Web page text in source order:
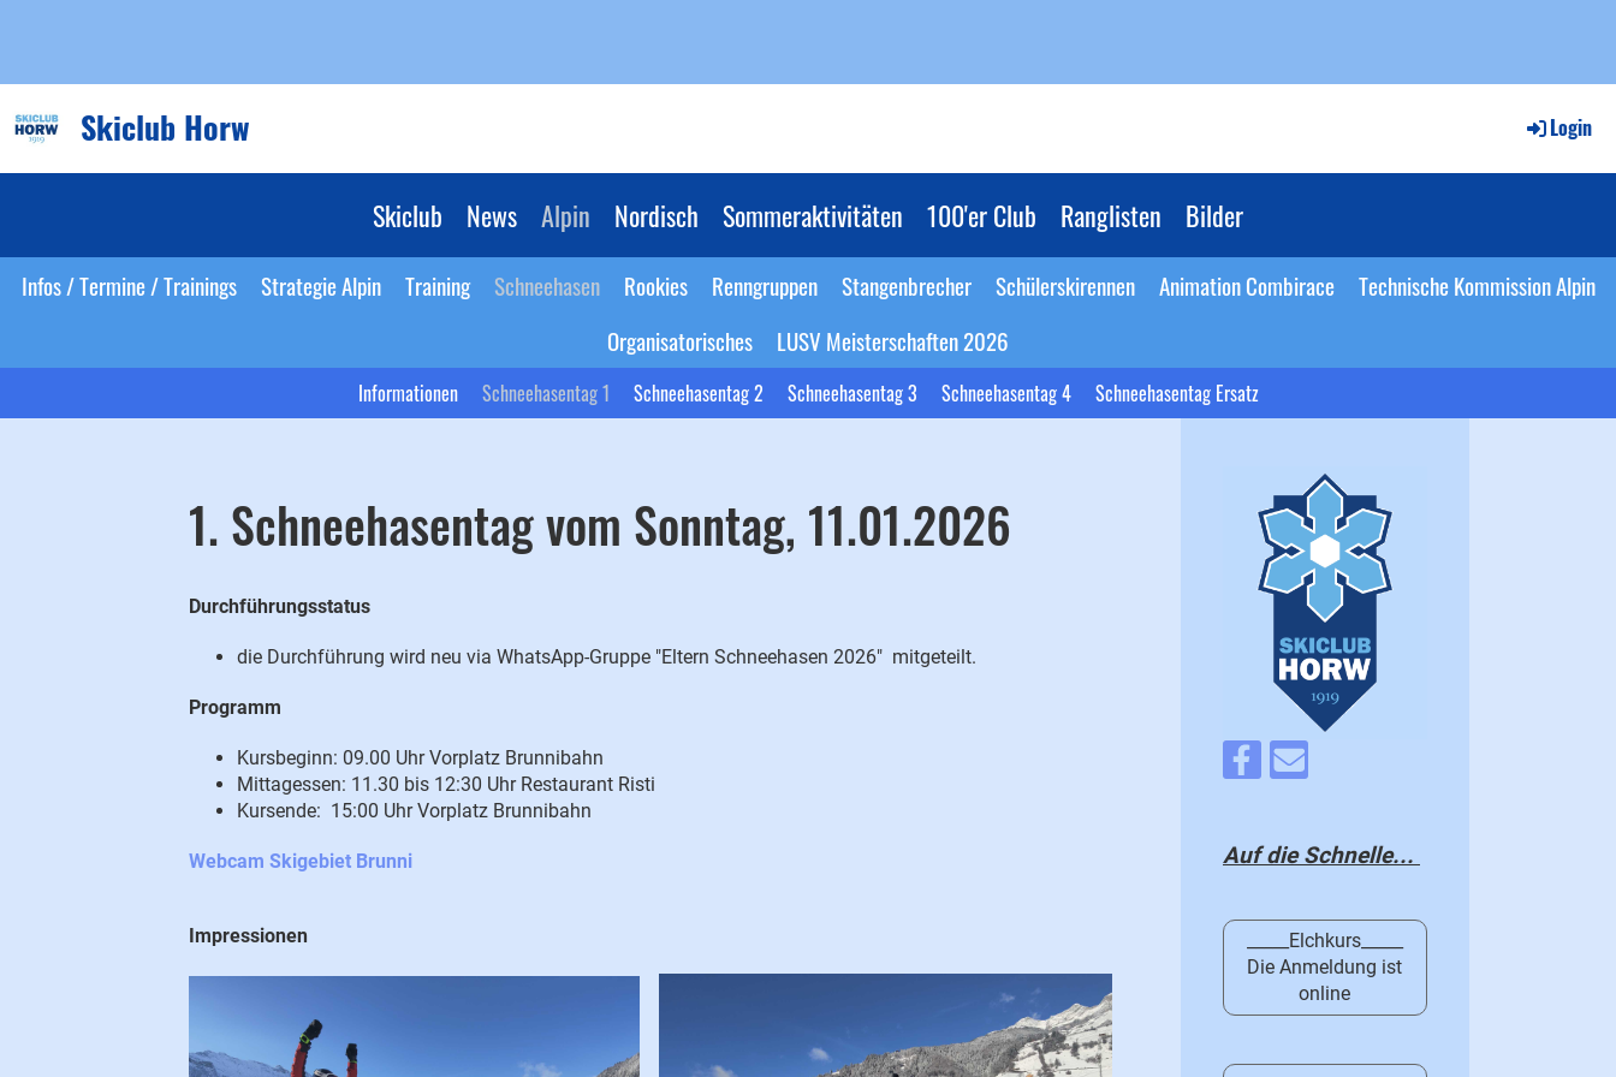
Skiclub Horw Login
Skiclub News Alpin Nordisch Sommeraktivitäten 100'er Club Ranglisten Bilder
Infos / Termine / Trainings Strategie Alpin Training Schneehasen Rookies Renngruppen Stangenbrecher Schülerskirennen Animation Combirace
Technische Kommission Alpin
Organisatorisches
LUSV Meisterschaften 2026
Informationen Schneehasentag 1 Schneehasentag 2 Schneehasentag 3 Schneehasentag 4 Schneehasentag Ersatz
1. Schneehasentag vom Sonntag, 11.01.2026
Durchführungsstatus
die Durchführung wird neu via WhatsApp-Gruppe "Eltern Schneehasen 2026" mitgeteilt.
Programm
Kursbeginn: 09.00 Uhr Vorplatz Brunnibahn
Mittagessen: 11.30 bis 12:30 Uhr Restaurant Risti
Kursende: 15:00 Uhr Vorplatz Brunnibahn
Webcam Skigebiet Brunni
Impressionen
Auf die Schnelle...
_____Elchkurs_____
Die Anmeldung ist
online